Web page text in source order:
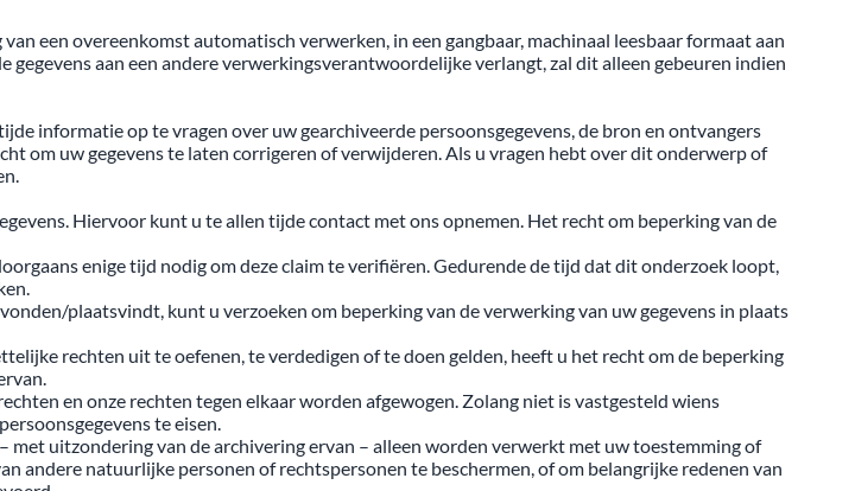
een overeenkomst automatisch verwerken, in een gangbaar, machinaal leesbaar formaat aan
aan een andere verwerkingsverantwoordelijke verlangt, zal dit alleen gebeuren indien
informatie op te vragen over uw gearchiveerde persoonsgegevens, de bron en ontvangers
om uw gegevens te laten corrigeren of verwijderen. Als u vragen hebt over dit onderwerp of
Hiervoor kunt u te allen tijde contact met ons opnemen. Het recht om beperking van de
enige tijd nodig om deze claim te verifiëren. Gedurende de tijd dat dit onderzoek loopt,
plaatsvindt, kunt u verzoeken om beperking van de verwerking van uw gegevens in plaats
rechten uit te oefenen, te verdedigen of te doen gelden, heeft u het recht om de beperking
en onze rechten tegen elkaar worden afgewogen. Zolang niet is vastgesteld wiens
te eisen.
met uitzondering van de archivering ervan – alleen worden verwerkt met uw toestemming of
andere natuurlijke personen of rechtspersonen te beschermen, of om belangrijke redenen van